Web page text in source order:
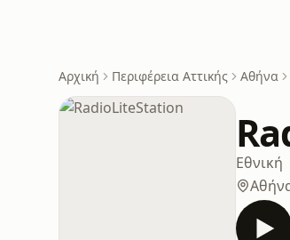
Αρχική Περιφέρεια Αττικής Αθήνα
Εθνική